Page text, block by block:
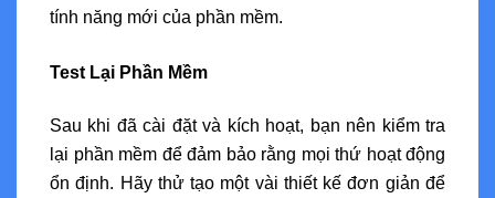
tính năng mới của phần mềm.
Test Lại Phần Mềm
Sau khi đã cài đặt và kích hoạt, bạn nên kiểm tra
lại phần mềm để đảm bảo rằng mọi thứ hoạt động
ổn định. Hãy thử tạo một vài thiết kế đơn giản để